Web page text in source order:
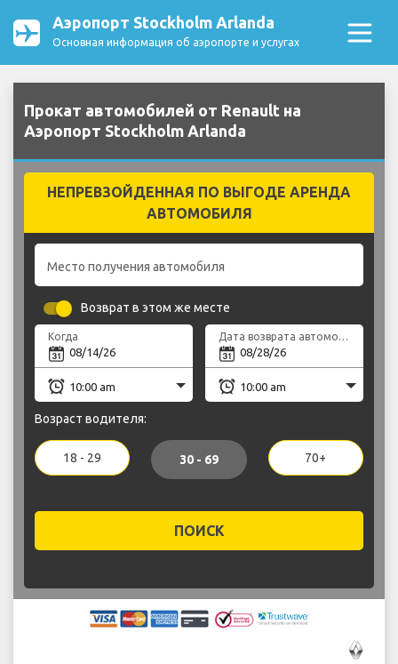
Аэропорт Stockholm Arlanda
Основная информация об аэропорте и услугах
Прокат автомобилей от Renault на
Аэропорт Stockholm Arlanda
НЕПРЕВЗОЙДЕННАЯ ПО ВЫГОДЕ АРЕНДА
АВТОМОБИЛЯ
Место получения автомобиля
Возврат в этом же месте
Когда Дата возврата автомобиля
Возраст водителя:
18 - 29 30 - 69 70+
ПОИСК